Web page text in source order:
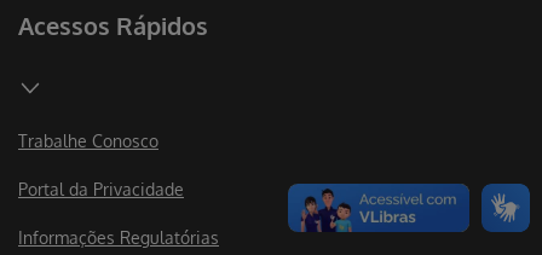
Acessos Rápidos
Trabalhe Conosco
Portal da Privacidade
Informações Regulatórias